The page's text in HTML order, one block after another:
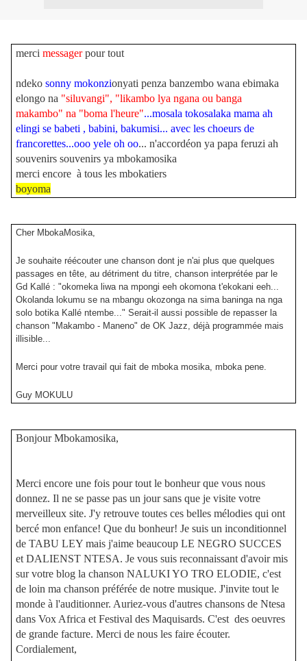
merci messagerpour tout
ndeko sonny mokonzionyati penza banzembo wana ebimaka
elongo na "siluvangi", "likambo lya ngana ou banga
makambo" na "boma l'heure"...mosala tokosalaka mama ah
elingi se babeti , babini, bakumisi... avec les choeurs de
francorettes...ooo yele oh oo... n'accordéon ya papa feruzi ah
souvenirs souvenirs ya mbokamosika
merci encore à tous les mbokatiers
boyoma
Cher MbokaMosika,
Je souhaite réécouter une chanson dont je n'ai plus que quelques
passages en tête, au détriment du titre, chanson interprétée par le
Gd Kallé : "okomeka liwa na mpongi eeh okomona t'ekokani eeh...
Okolanda lokumu se na mbangu okozonga na sima baninga na nga
solo botika Kallé ntembe..." Serait-il aussi possible de repasser la
chanson "Makambo - Maneno" de OK Jazz, déjà programmée mais
illisible...
Merci pour votre travail qui fait de mboka mosika, mboka pene.
Guy MOKULU
Bonjour Mbokamosika,
Merci encore une fois pour tout le bonheur que vous nous
donnez. Il ne se passe pas un jour sans que je visite votre
merveilleux site. J'y retrouve toutes ces belles mélodies qui ont
bercé mon enfance! Que du bonheur! Je suis un inconditionnel
de TABU LEY mais j'aime beaucoup LE NEGRO SUCCES
et DALIENST NTESA. Je vous suis reconnaissant d'avoir mis
sur votre blog la chanson NALUKI YO TRO ELODIE, c'est
de loin ma chanson préférée de notre musique. J'invite tout le
monde à l'auditionner. Auriez-vous d'autres chansons de Ntesa
dans Vox Africa et Festival des Maquisards. C'est des oeuvres
de grande facture. Merci de nous les faire écouter.
Cordialement,